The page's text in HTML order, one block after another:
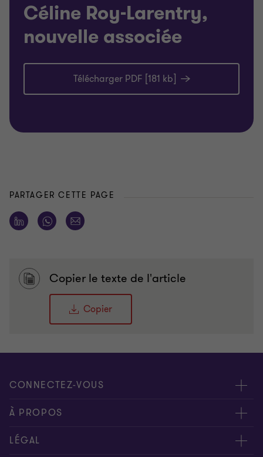
Céline Roy-Larentry,
nouvelle associée
Télécharger PDF [181 kb]
PARTAGER CETTE PAGE
Copier le texte de l'article
Copier
CONNECTEZ-VOUS
Rencontrez nos experts
Contactez-nous
À PROPOS
Grant Thornton
LÉGAL